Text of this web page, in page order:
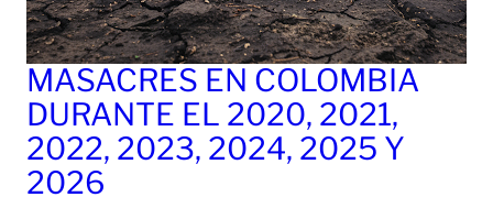
MASACRES EN COLOMBIA
DURANTE EL 2020, 2021,
2022, 2023, 2024, 2025 Y
2026